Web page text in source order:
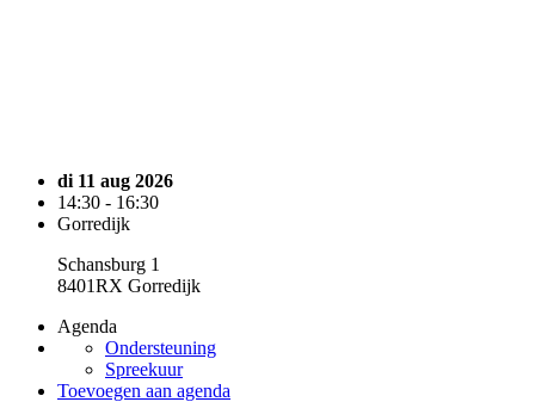
di 11 aug 2026
14:30 - 16:30
Gorredijk
Schansburg 1
8401RX Gorredijk
Agenda
Ondersteuning
Spreekuur
Toevoegen aan agenda